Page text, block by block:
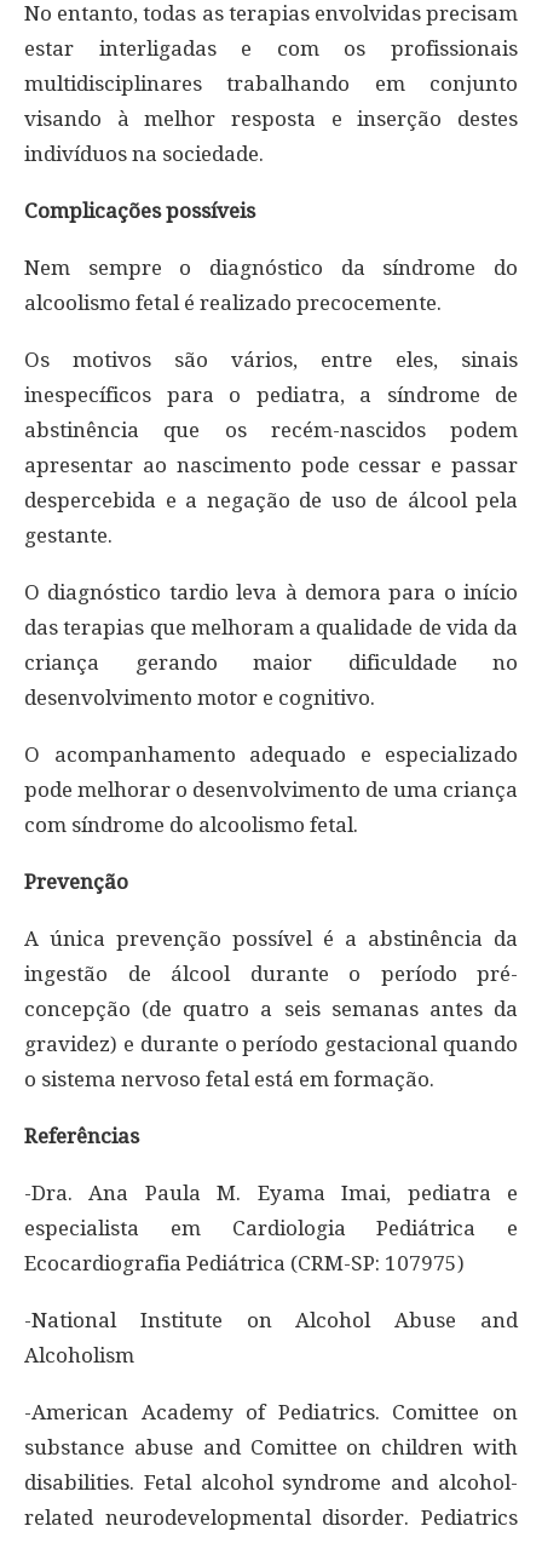
No entanto, todas as terapias envolvidas precisam
estar interligadas e com os profissionais
multidisciplinares trabalhando em conjunto
visando à melhor resposta e inserção destes
indivíduos na sociedade.
Complicações possíveis
Nem sempre o diagnóstico da síndrome do
alcoolismo fetal é realizado precocemente.
Os motivos são vários, entre eles, sinais
inespecíficos para o pediatra, a síndrome de
abstinência que os recém-nascidos podem
apresentar ao nascimento pode cessar e passar
despercebida e a negação de uso de álcool pela
gestante.
O diagnóstico tardio leva à demora para o início
das terapias que melhoram a qualidade de vida da
criança gerando maior dificuldade no
desenvolvimento motor e cognitivo.
O acompanhamento adequado e especializado
pode melhorar o desenvolvimento de uma criança
com síndrome do alcoolismo fetal.
Prevenção
A única prevenção possível é a abstinência da
ingestão de álcool durante o período pré-
concepção (de quatro a seis semanas antes da
gravidez) e durante o período gestacional quando
o sistema nervoso fetal está em formação.
Referências
-Dra. Ana Paula M. Eyama Imai, pediatra e
especialista em Cardiologia Pediátrica e
Ecocardiografia Pediátrica (CRM-SP: 107975)
-National Institute on Alcohol Abuse and
Alcoholism
-American Academy of Pediatrics. Comittee on
substance abuse and Comittee on children with
disabilities. Fetal alcohol syndrome and alcohol-
related neurodevelopmental disorder. Pediatrics